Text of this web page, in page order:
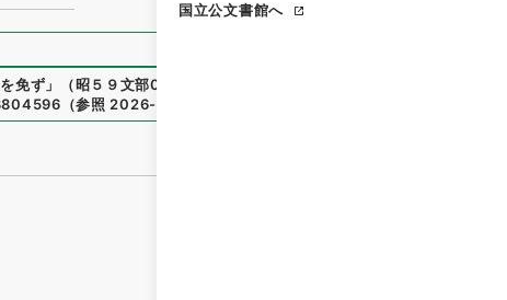
国立公文書館へ
免ず 」 （昭５９文部01614100-02500
（参照 2026-08-06